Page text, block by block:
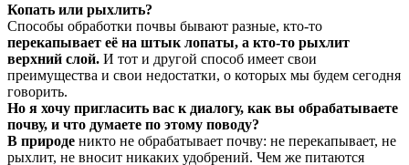
Копать или рыхлить?
Способы обработки почвы бывают разные, кто-то
перекапывает её на штык лопаты, а кто-то рыхлит
верхний слой. И тот и другой способ имеет свои
преимущества и свои недостатки, о которых мы будем сегодня
говорить.
Но я хочу пригласить вас к диалогу, как вы обрабатываете
почву, и что думаете по этому поводу?
В природе никто не обрабатывает почву: не перекапывает, не
рыхлит, не вносит никаких удобрений. Чем же питаются